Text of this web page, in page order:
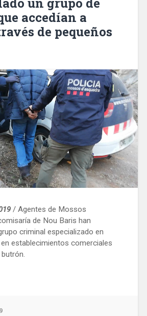
accedían a
de pequeños
/ Agentes de Mossos
de Nou Baris han
criminal especializado en
establecimientos comerciales